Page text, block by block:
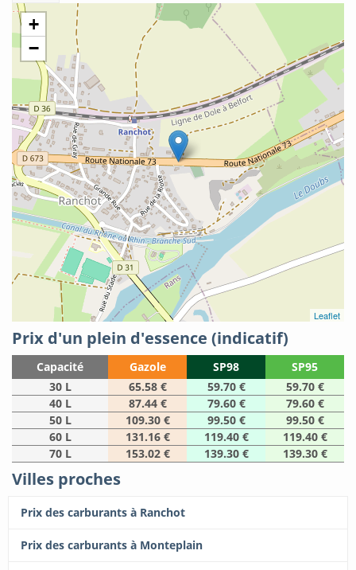
+
−
Leaflet
Prix d'un plein d'essence (indicatif)
Capacité Gazole SP98
SP95
30 L
65.58 € 59.70 €
59.70 €
40 L
87.44 € 79.60 €
79.60 €
50 L
109.30 € 99.50 €
99.50 €
60 L
131.16 € 119.40 €
119.40 €
70 L
153.02 € 139.30 € 139.30 €
Villes proches
Prix des carburants à Ranchot
Prix des carburants à Monteplain